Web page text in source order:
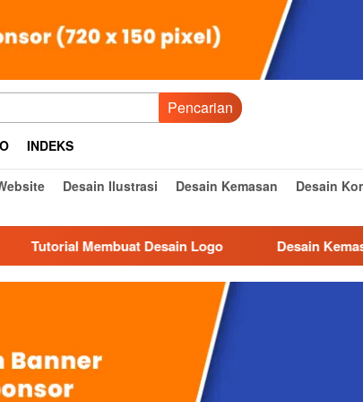
Pencarian
INDEKS
Desain Ilustrasi Desain Kemasan
Desain
Membuat Desain Logo Desain Kemasan